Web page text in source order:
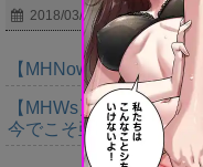
2018/03/11
【MHNow】タマゴイ
【MHWs】モンスター
今でこそ亜種に頼るべ